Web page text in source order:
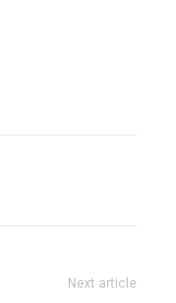
Next article